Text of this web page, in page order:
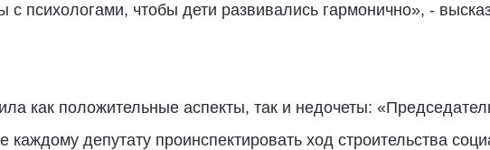
с психологами, чтобы дети развивались гармонично», -
как положительные аспекты, так и недочеты:
депутату проинспектировать ход строительства